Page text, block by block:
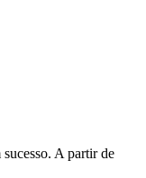
A partir de